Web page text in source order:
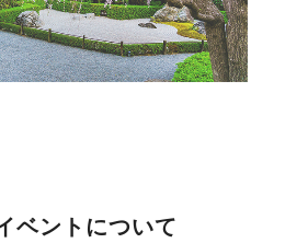
ベントについて